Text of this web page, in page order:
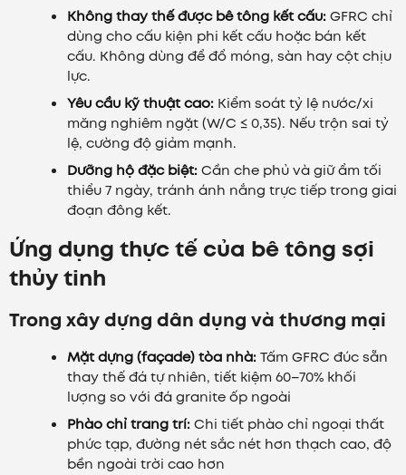
Không thay thế được bê tông kết cấu:GFRC chỉ
dùng cho cấu kiện phi kết cấu hoặc bán kết
cấu. Không dùng để đổ móng, sàn hay cột chịu
lực.
Yêu cầu kỹ thuật cao: Kiểm soát tỷ lệ nước/xi
măng nghiêm ngặt (W/C ≤ 0,35). Nếu trộn sai tỷ
lệ, cường độ giảm mạnh.
Dưỡng hộ đặc biệt:Cần che phủ và giữ ẩm tối
thiểu 7 ngày, tránh ánh nắng trực tiếp trong giai
đoạn đông kết.
Ứng dụng thực tế của bê tông sợi
thủy tinh
Trong xây dựng dân dụng và thương mại
Mặt dựng (façade) tòa nhà:Tấm GFRC đúc sẵn
thay thế đá tự nhiên, tiết kiệm 60–70% khối
lượng so với đá granite ốp ngoài
Phào chỉ trang trí:Chi tiết phào chỉ ngoại thất
phức tạp, đường nét sắc nét hơn thạch cao, độ
bền ngoài trời cao hơn